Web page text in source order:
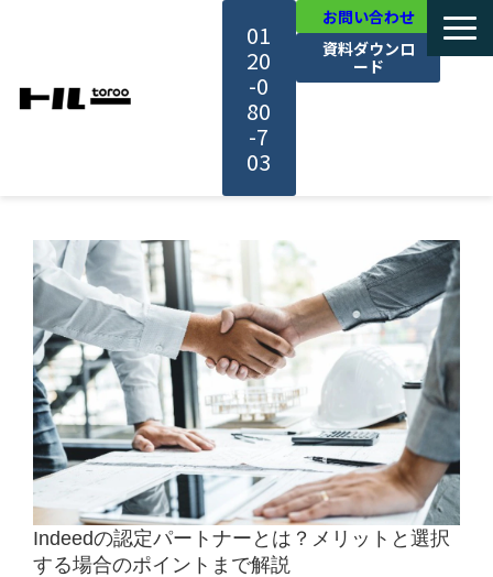
01
20
-0
80
-7
03
お問い合わせ
資料ダウンロ
ード
機能・サービス紹介
活用事例
料金・プラン
セミナー一覧
よくあるご質問
Indeedの認定パートナーとは？メリットと選択
する場合のポイントまで解説